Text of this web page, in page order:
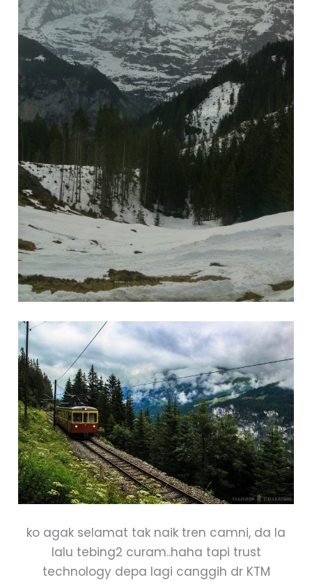
ko agak selamat tak naik tren camni, da la
lalu tebing2 curam..haha tapi trust
technology depa lagi canggih dr KTM